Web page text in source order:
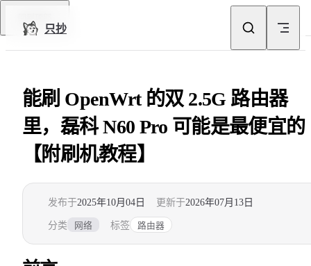
只抄
能刷 OpenWrt 的双 2.5G 路由器
里，磊科 N60 Pro 可能是最便宜的
【附刷机教程】
发布于2025年10月04日 更新于2026年07月13日
分类 网络 标签 路由器